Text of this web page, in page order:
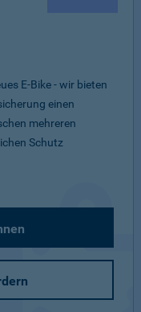
E-Bike - wir bieten
einen
mehreren
Schutz